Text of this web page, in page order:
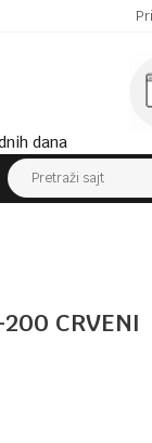
dana
Pretraži sajt
CRVENI